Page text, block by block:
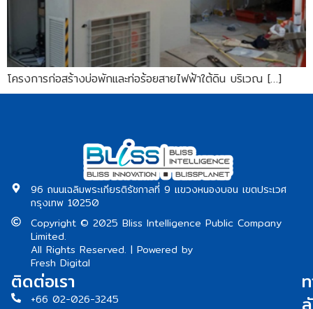
​โครงการก่อสร้างบ่อพักและท่อร้อยสายไฟฟ้าใต้ดิน ​บริเวณ […]
96 ถนนเฉลิมพระเกียรติรัชกาลที่ 9 แขวงหนองบอน เขตประเวศ
กรุงเทพ 10250
Copyright © 2025 Bliss Intelligence Public Company
Limited.
All Rights Reserved. | Powered by
Fresh Digital
ติดต่อเรา
+66 02-026-3245